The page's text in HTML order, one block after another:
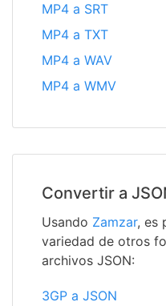
MP4 a SRT
MP4 a TXT
MP4 a WAV
MP4 a WMV
Convertir a
Usando Zamzar, es
variedad de otros
archivos JSON:
3GP a JSON